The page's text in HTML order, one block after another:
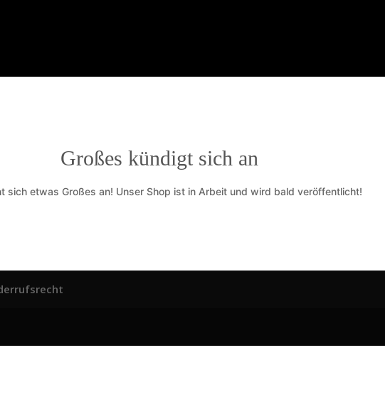
Großes kündigt sich an
sich etwas Großes an! Unser Shop ist in Arbeit und wird bald veröffentlicht!